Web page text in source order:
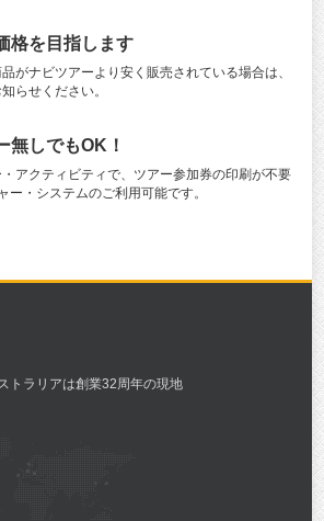
格を目指します
がナビツアーより安く販売されている場合は、
らせください。
無しでもOK！
アクティビティで、ツアー参加券の印刷が不要
ー・システムのご利用可能です。
トラリアは創業32周年の現地